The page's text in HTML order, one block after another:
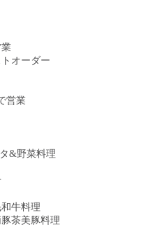
オーダー
営業
&野菜料理
牛料理
茶美豚料理